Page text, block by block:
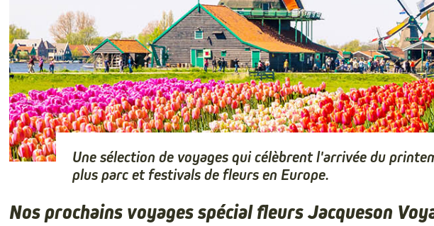
Une sélection de voyages qui célèbrent l'arrivée du
plus parc et festivals de fleurs en Europe.
Nos prochains voyages spécial fleurs Jacqueson